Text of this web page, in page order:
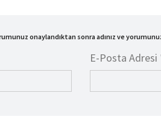
onaylandıktan sonra adınız ve
E-Posta Adresi